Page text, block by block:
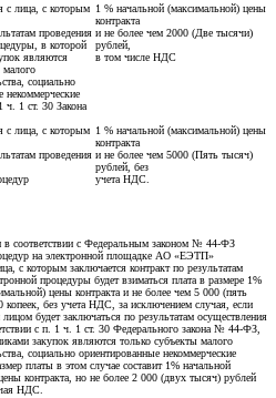
с лица, с которым
проведения
в которой
являются
малого
социально
некоммерческие
ч. 1 ст. 30 Закона
1 % начальной (максимальной) цены
контракта
и не более чем 2000 (Две тысячи)
рублей,
в том числе НДС
с лица, с которым
проведения
1 % начальной (максимальной) цены
контракта
и не более чем 5000 (Пять тысяч)
рублей, без
учета НДС.
в соответствии с Федеральным законом № 44-ФЗ
на электронной площадке АО «ЕЭТП»
с которым заключается контракт по результатам
процедуры будет взиматься плата в размере 1%
цены контракта и не более чем 5 000 (пять
копеек, без учета НДС, за исключением случая, если
лицом будет заключаться по результатам осуществления
с п. 1 ч. 1 ст. 30 Федерального закона № 44-ФЗ,
закупок являются только субъекты малого
социально ориентированные некоммерческие
платы в этом случае составит 1% начальной
контракта, но не более 2 000 (двух тысяч) рублей
НДС.